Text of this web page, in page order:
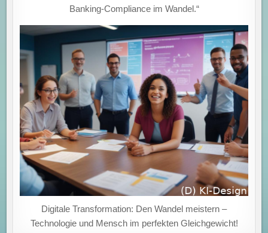
Banking-Compliance im Wandel.“
Digitale Transformation: Den Wandel meistern –
Technologie und Mensch im perfekten Gleichgewicht!